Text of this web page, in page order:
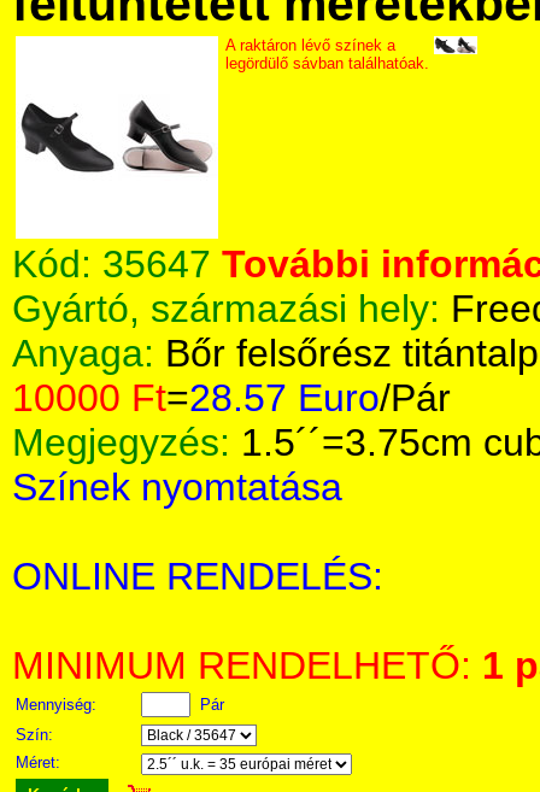
A raktáron lévő színek a
legördülő sávban találhatóak.
Kód: 35647 További
Gyártó, származási hely:
Anyaga: Bőr felsőrész titántalp
10000 Ft=28.57 Euro/Pár
Megjegyzés: 1.5´´=3.75cm
Színek nyomtatása
ONLINE RENDELÉS:
MINIMUM RENDELHETŐ: 1
Mennyiség:
Pár
Szín:
Méret: